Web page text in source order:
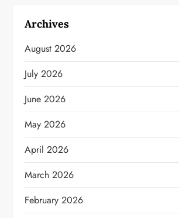
Archives
August 2026
July 2026
June 2026
May 2026
April 2026
March 2026
February 2026